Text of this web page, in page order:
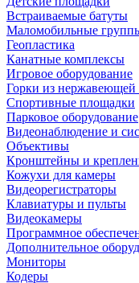
Встраиваемые батуты
Маломобильные
Геопластика
Канатные комплексы
Игровое оборудование
Горки из нержавеющей
Спортивные площадки
Парковое оборудование
Видеонаблюдение и
Объективы
Кронштейны и
Кожухи для камеры
Видеорегистраторы
Клавиатуры и пульты
Видеокамеры
Программное
Дополнительное
Мониторы
Кодеры